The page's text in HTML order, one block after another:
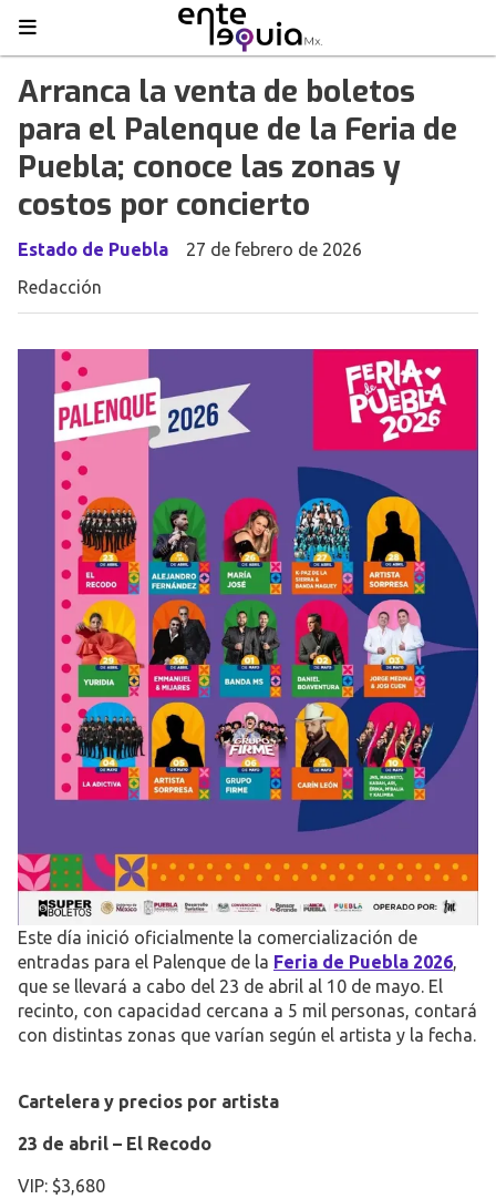
Arranca la venta de boletos
para el Palenque de la Feria de
Puebla; conoce las zonas y
costos por concierto
Estado de Puebla
27 de febrero de 2026
Redacción
Este día inició oficialmente la comercialización de
entradas para el Palenque de la Feria de Puebla 2026,
que se llevará a cabo del 23 de abril al 10 de mayo. El
recinto, con capacidad cercana a 5 mil personas, contará
con distintas zonas que varían según el artista y la fecha.
Cartelera y precios por artista
23 de abril – El Recodo
VIP: $3,680